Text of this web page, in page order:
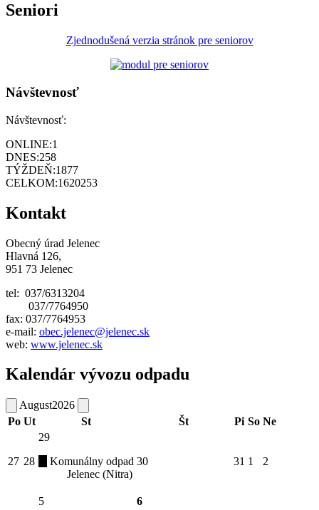
Seniori
Zjednodušená verzia stránok pre seniorov
Návštevnosť
Návštevnosť:
ONLINE:1
DNES:258
TÝŽDEŇ:1877
CELKOM:1620253
Kontakt
Obecný úrad Jelenec
Hlavná 126,
951 73 Jelenec
tel: 037/6313204
037/7764950
fax: 037/7764953
e-mail: obec.jelenec@jelenec.sk
web: www.jelenec.sk
Kalendár vývozu odpadu
August2026
Po Ut St Št Pi So Ne
27 28
29
Komunálny odpad
Jelenec (Nitra)
30 31 1 2
5
6